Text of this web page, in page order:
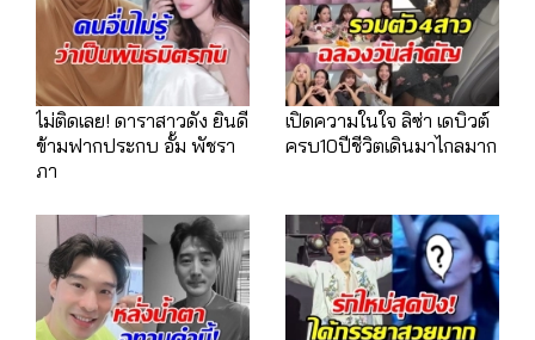
ไม่ติดเลย! ดาราสาวดัง ยินดี
ข้ามฟากประกบ อั้ม พัชรา
ภา
เปิดความในใจ ลิซ่า เดบิวต์
ครบ10ปีชีวิตเดินมาไกลมาก